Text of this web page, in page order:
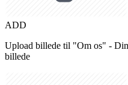
ADD
Upload billede til "Om os" -
billede